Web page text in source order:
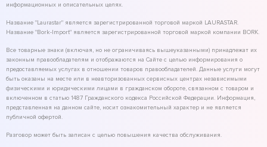
информационных и описательных целях.
Название "Laurastar" является зарегистрированной торговой маркой LAURASTAR.
Название "Bork-Import" является зарегистрированной торговой маркой компании BORK.
Все товарные знаки (включая, но не ограничиваясь вышеуказанными) принадлежат их
законным правообладателям и отображаются на Сайте с целью информирования о
предоставляемых услугах в отношении товаров правообладателей. Данные услуги могут
быть оказаны на месте или в неавторизованных сервисных центрах независимыми
физическими и юридическими лицами в гражданском обороте, связанном с товаром и
включенном в статью 1487 Гражданского кодекса Российской Федерации. Информация,
представленная на данном сайте, носит ознакомительный характер и не является
публичной офертой.
Разговор может быть записан с целью повышения качества обслуживания.